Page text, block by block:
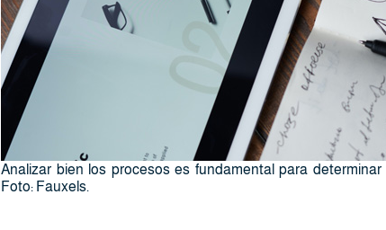
Analizar bien los procesos es fundamental para
Foto: Fauxels.